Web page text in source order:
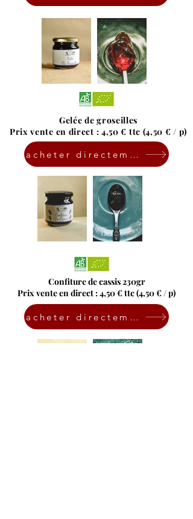
Gelée de groseilles
Prix vente en direct : 4,50 € ttc (4,50 € / p)
acheter directement en ligne
Confiture de cassis 230gr
Prix vente en direct : 4,50 € ttc (4,50 € / p)
acheter directement en ligne